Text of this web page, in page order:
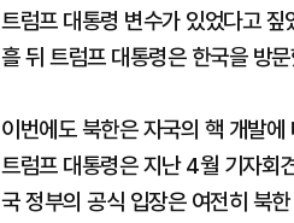
트럼프 대통령 변수가 있었다고
흘 뒤 트럼프 대통령은 한국을 방
이번에도 북한은 자국의 핵 개발
트럼프 대통령은 지난 4월 기자회
국 정부의 공식 입장은 여전히 북